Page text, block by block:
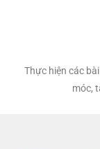
Thực hiện các
móc,